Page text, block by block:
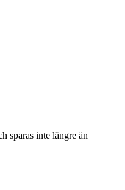
sparas inte längre än